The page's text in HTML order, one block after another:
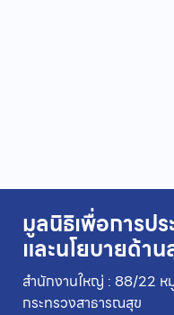
มูลนิธิเพื่อการปร
และนโยบายด้า
สำนักงานใหญ่ : 88/22 ห
กระทรวงสาธารณสุข